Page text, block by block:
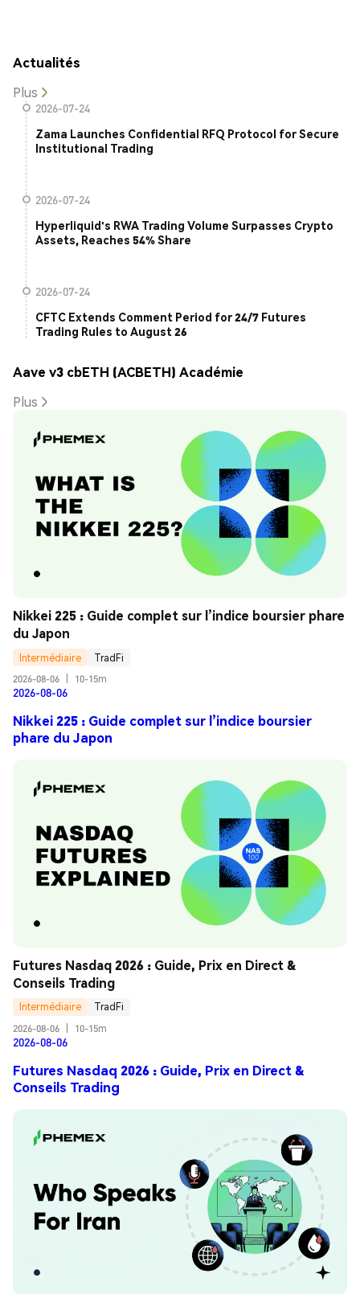
Actualités
Plus
2026-07-24
Zama Launches Confidential RFQ Protocol for Secure
Institutional Trading
2026-07-24
Hyperliquid's RWA Trading Volume Surpasses Crypto
Assets, Reaches 54% Share
2026-07-24
CFTC Extends Comment Period for 24/7 Futures
Trading Rules to August 26
Aave v3 cbETH (ACBETH) Académie
Plus
Nikkei 225 : Guide complet sur l’indice boursier phare
du Japon
Intermédiaire
TradFi
2026-08-06
10-15m
2026-08-06
Nikkei 225 : Guide complet sur l’indice boursier
phare du Japon
Futures Nasdaq 2026 : Guide, Prix en Direct &
Conseils Trading
Intermédiaire
TradFi
2026-08-06
10-15m
2026-08-06
Futures Nasdaq 2026 : Guide, Prix en Direct &
Conseils Trading